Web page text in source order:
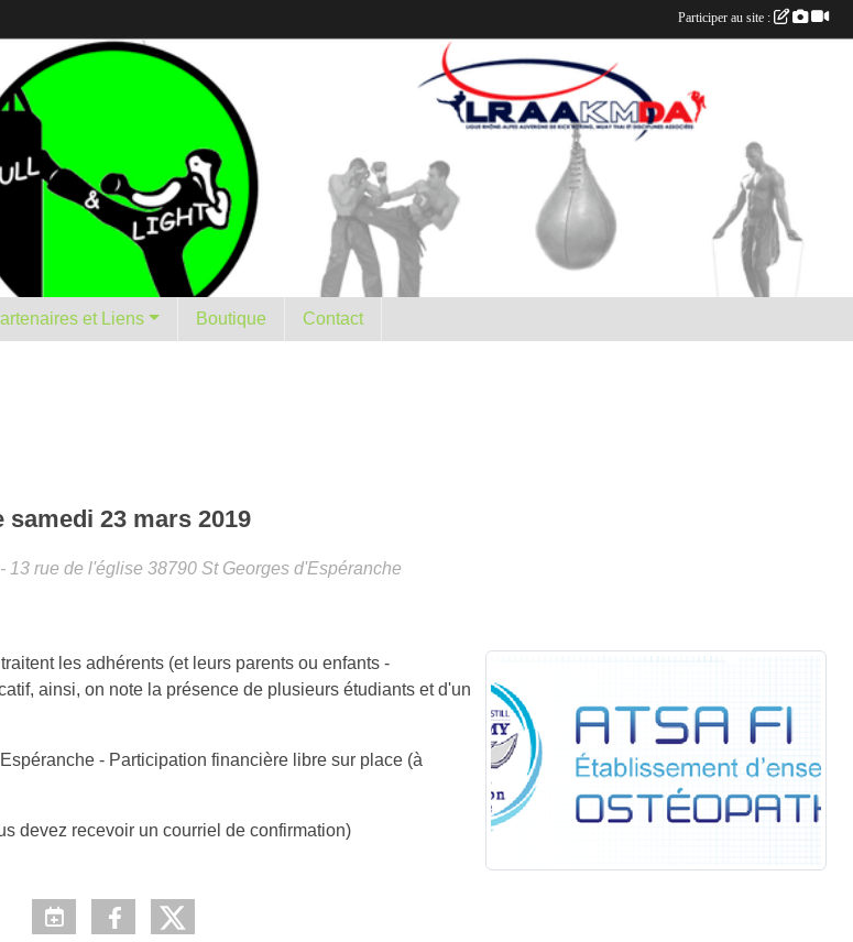
Partenaires et Liens Boutique Contact
samedi 23 mars 2019
13 rue de l'église 38790 St Georges d'Espéranche
les adhérents (et leurs parents ou enfants -
ainsi, on note la présence de plusieurs étudiants et d'un
- Participation financière libre sur place (à
devez recevoir un courriel de confirmation)
Participer au site :